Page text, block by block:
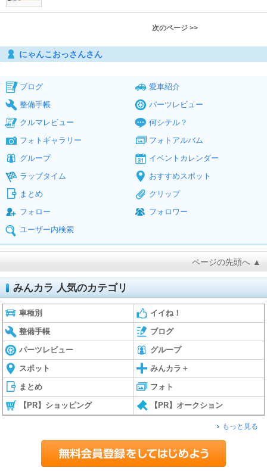
次のページ >>
にゃんこおっさんさん
ブログ
愛車紹介
整備手帳
パーツレビュー
クルマレビュー
何シテル？
フォトギャラリー
フォトアルバム
グループ
イベントカレンダー
ラップタイム
おすすめスポット
まとめ
クリップ
フォロー
フォロワー
ユーザー内検索
ページの先頭へ ▲
みんカラ 人気のカテゴリ
車種別 イイね！
整備手帳 ブログ
パーツレビュー グループ
スポット みんカラ＋
まとめ フォト
【PR】ショッピング 【PR】オークション
もっと見る